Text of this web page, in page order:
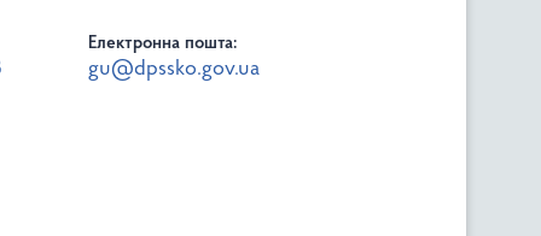
Електронна пошта:
gu@dpssko.gov.ua